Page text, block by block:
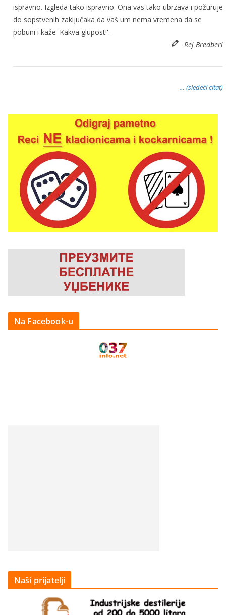
ispravno. Izgleda tako ispravno. Ona vas tako ubrzava i požuruje
do sopstvenih zaključaka da vaš um nema vremena da se
pobuni i kaže 'Kakva glupost!'.
Rej Bredberi
… (sledeći citat)
Na Facebook-u
Naši prijatelji